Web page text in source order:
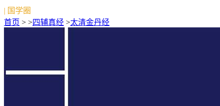
| 国学圈
首页 > >四辅真经 >太清金丹经